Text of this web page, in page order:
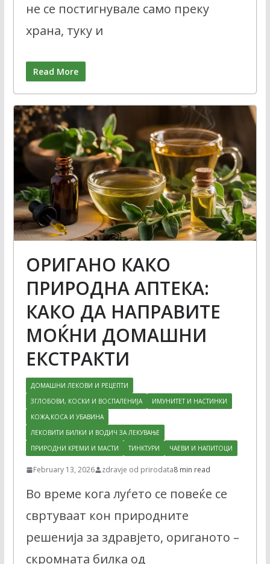
не се постигнувале само преку
храна, туку и
Read More
ОРИГАНО КАКО
ПРИРОДНА АПТЕКА:
КАКО ДА НАПРАВИТЕ
МОЌНИ ДОМАШНИ
ЕКСТРАКТИ
ДОМАШНИ ЛЕКОВИ И РЕЦЕПТИ
ЗГЛОБОВИ, КОСКИ И ВОСПАЛЕНИЈА
ИМУНИТЕТ И НАСТИНКИ
КОЖА,КОСА И УБАВИНА
ЛЕКОВИТИ БИЛКИ И ВОДИЧ ЗА ЛЕКУВАЊЕ
ПРИРОДНИ КРЕМИ И МАСТИ
ТИНКТУРИ ЧАЕВИ И НАПИТОЦИ
February 13, 2026 zdravje od prirodata8 min read
Во време кога луѓето се повеќе се
свртуваат кон природните
решенија за здравјето, ориганото –
скромната билка од